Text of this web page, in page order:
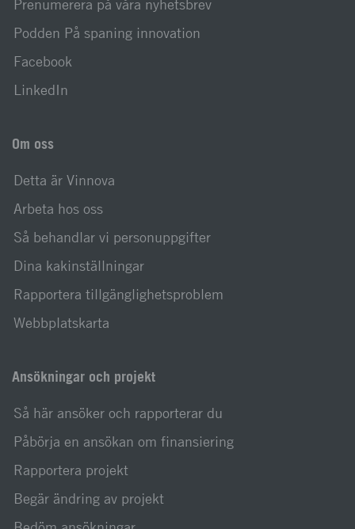
Prenumerera på våra nyhetsbrev
Podden På spaning innovation
Facebook
LinkedIn
Om oss
Detta är Vinnova
Arbeta hos oss
Så behandlar vi personuppgifter
Dina kakinställningar
Rapportera tillgänglighetsproblem
Webbplatskarta
Ansökningar och projekt
Så här ansöker och rapporterar du
Påbörja en ansökan om finansiering
Rapportera projekt
Begär ändring av projekt